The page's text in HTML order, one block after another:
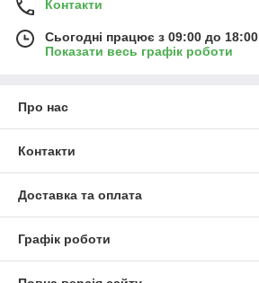
Контакти
Сьогодні працює з 09:00 до 18:00
Показати весь графік роботи
Про нас
Контакти
Доставка та оплата
Графік роботи